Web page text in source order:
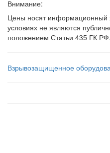
Внимание:
Цены носят информационный
условиях не являются
положением Статьи 435 ГК РФ.
Взрывозащищенное